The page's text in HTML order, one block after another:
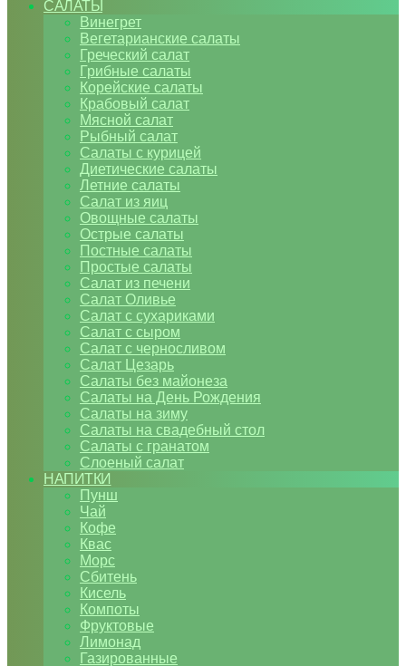
САЛАТЫ
Винегрет
Вегетарианские салаты
Греческий салат
Грибные салаты
Корейские салаты
Крабовый салат
Мясной салат
Рыбный салат
Салаты с курицей
Диетические салаты
Летние салаты
Салат из яиц
Овощные салаты
Острые салаты
Постные салаты
Простые салаты
Салат из печени
Салат Оливье
Салат с сухариками
Салат с сыром
Салат с черносливом
Салат Цезарь
Салаты без майонеза
Салаты на День Рождения
Салаты на зиму
Салаты на свадебный стол
Салаты с гранатом
Слоеный салат
НАПИТКИ
Пунш
Чай
Кофе
Квас
Морс
Сбитень
Кисель
Компоты
Фруктовые
Лимонад
Газированные